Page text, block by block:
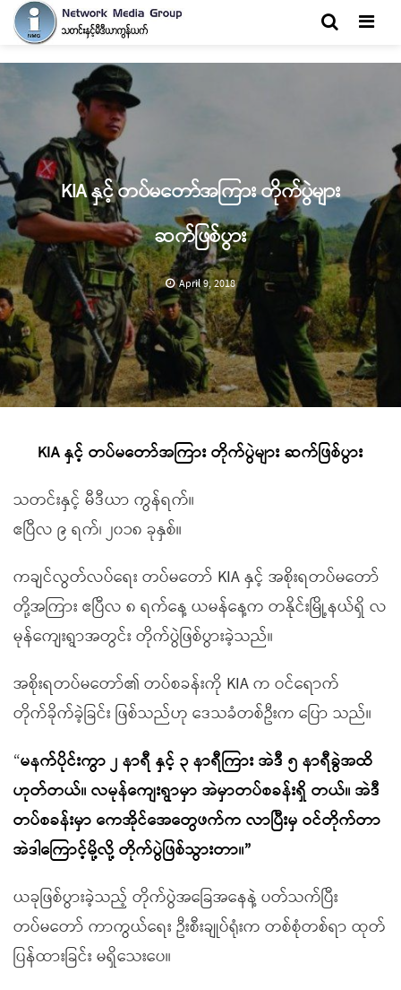
KIA နှင့် တပ်မတော်အကြား တိုက်ပွဲများ
ဆက်ဖြစ်ပွား
April 9, 2018
KIA နှင့် တပ်မတော်အကြား တိုက်ပွဲများ ဆက်ဖြစ်ပွား
သတင်းနှင့် မီဒီယာ ကွန်ရက်။
ဧပြီလ ၉ ရက်၊ ၂၀၁၈ ခုနှစ်။
ကချင်လွတ်လပ်ရေး တပ်မတော် KIA နှင့် အစိုးရတပ်မတော်
တို့အကြား ဧပြီလ ၈ ရက်နေ့ ယမန်နေ့က တနိုင်းမြို့နယ်ရှိ လ
မုန်ကျေးရွာအတွင်း တိုက်ပွဲဖြစ်ပွားခဲ့သည်။
အစိုးရတပ်မတော်၏ တပ်စခန်းကို KIA က ဝင်ရောက်
တိုက်ခိုက်ခဲ့ခြင်း ဖြစ်သည်ဟု ဒေသခံတစ်ဦးက ပြော သည်။
“မနက်ပိုင်းကွာ ၂ နာရီ နှင့် ၃ နာရီကြား အဲဒီ ၅ နာရီခွဲအထိ
ဟုတ်တယ်။ လမုန်ကျေးရွာမှာ အဲမှာတပ်စခန်းရှိ တယ်။ အဲဒီ
တပ်စခန်းမှာ ကေအိုင်အေတွေဖက်က လာပြီးမှ ဝင်တိုက်တာ
အဲဒါကြောင့်မို့လို့ တိုက်ပွဲဖြစ်သွားတာ။”
ယခုဖြစ်ပွားခဲ့သည့် တိုက်ပွဲအခြေအနေနဲ့ ပတ်သက်ပြီး
တပ်မတော် ကာကွယ်ရေး ဦးစီးချုပ်ရုံးက တစ်စုံတစ်ရာ ထုတ်
ပြန်ထားခြင်း မရှိသေးပေ။